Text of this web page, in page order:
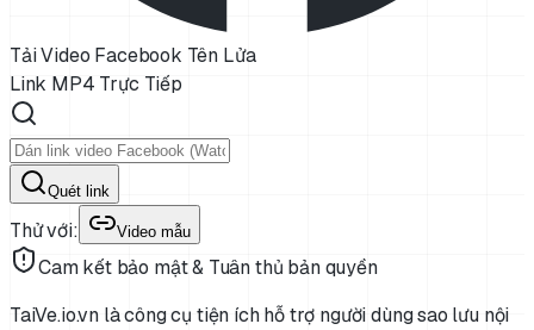
Tải Video Facebook Tên Lửa
Link MP4 Trực Tiếp
Quét link
Thử với: Video mẫu
Cam kết bảo mật & Tuân thủ bản quyền
TaiVe.io.vn là công cụ tiện ích hỗ trợ người dùng sao lưu nội